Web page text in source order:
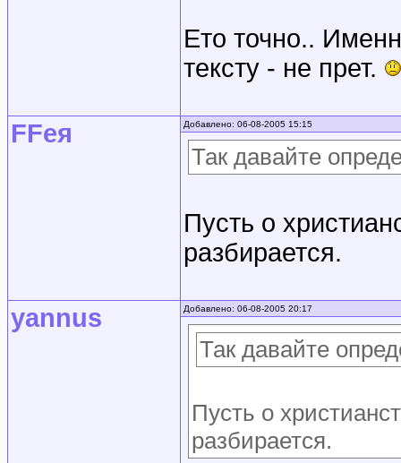
Ето точно..
тексту - не прет.
FFея Добавлено: 06-08-2005 15:15
Так давайте
Пусть о
разбирается.
yannus Добавлено: 06-08-2005 20:17
Так давайте
Пусть о
разбирается.